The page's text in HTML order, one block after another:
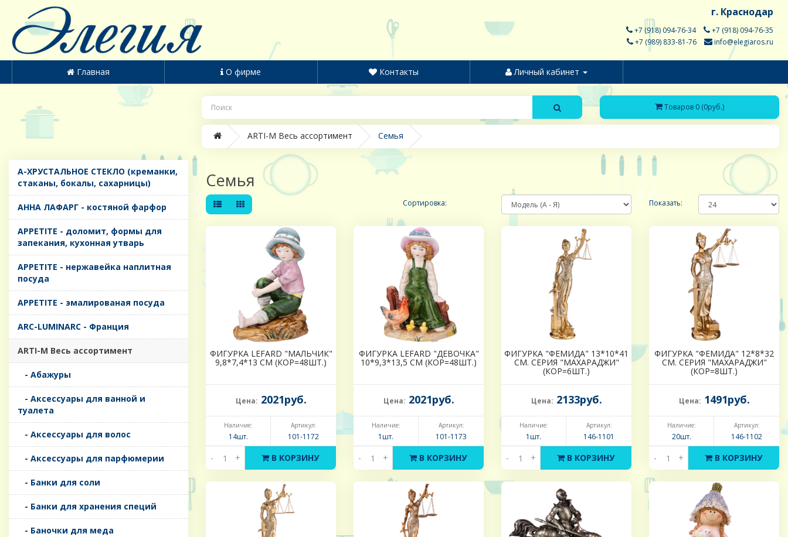
г. Краснодар
+7 (918) 094-76-34
+7 (918) 094-76-35
+7 (989) 833-81-76
info@elegiaros.ru
Главная О фирме Контакты Личный кабинет
Товаров 0 (0руб.)
ARTI-M Весь ассортимент Семья
A-ХРУСТАЛЬНОЕ СТЕКЛО (креманки,
стаканы, бокалы, сахарницы)
AHHA ЛАФАРГ - костяной фарфор
APPETITE - доломит, формы для
запекания, кухонная утварь
APPETITE - нержавейка наплитная
посуда
APPETITE - эмалированая посуда
ARC-LUMINARC - Франция
ARTI-M Весь ассортимент
- Абажуры
- Аксессуары для ванной и
туалета
- Аксессуары для волос
- Аксессуары для парфюмерии
- Банки для соли
- Банки для хранения специй
- Баночки для меда
Семья
Сортировка: Показать:
ФИГУРКА LEFARD "МАЛЬЧИК"
9,8*7,4*13 СМ (КОР=48ШТ.)
Цена: 2021руб.
Наличие:
14шт.
Артикул:
101-1172
- + В КОРЗИНУ
ФИГУРКА LEFARD "ДЕВОЧКА"
10*9,3*13,5 СМ (КОР=48ШТ.)
Цена: 2021руб.
Наличие:
1шт.
Артикул:
101-1173
- + В КОРЗИНУ
ФИГУРКА "ФЕМИДА" 13*10*41
СМ. СЕРИЯ "МАХАРАДЖИ"
(КОР=6ШТ.)
Цена: 2133руб.
Наличие:
1шт.
Артикул:
146-1101
- + В КОРЗИНУ
ФИГУРКА "ФЕМИДА" 12*8*32
СМ. СЕРИЯ "МАХАРАДЖИ"
(КОР=8ШТ.)
Цена: 1491руб.
Наличие:
20шт.
Артикул:
146-1102
- + В КОРЗИНУ